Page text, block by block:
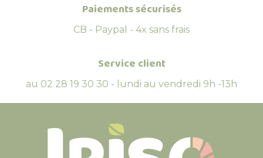
Paiements sécurisés
CB - Paypal - 4x sans frais
Service client
au 02 28 19 30 30 - lundi au vendredi 9h -13h